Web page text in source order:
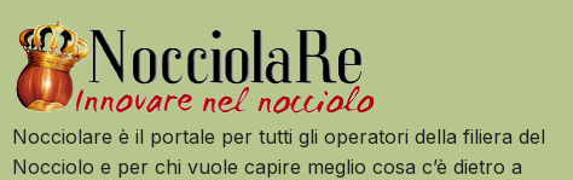
Nocciolare è il portale per tutti gli operatori della filiera del
Nocciolo e per chi vuole capire meglio cosa c’è dietro a